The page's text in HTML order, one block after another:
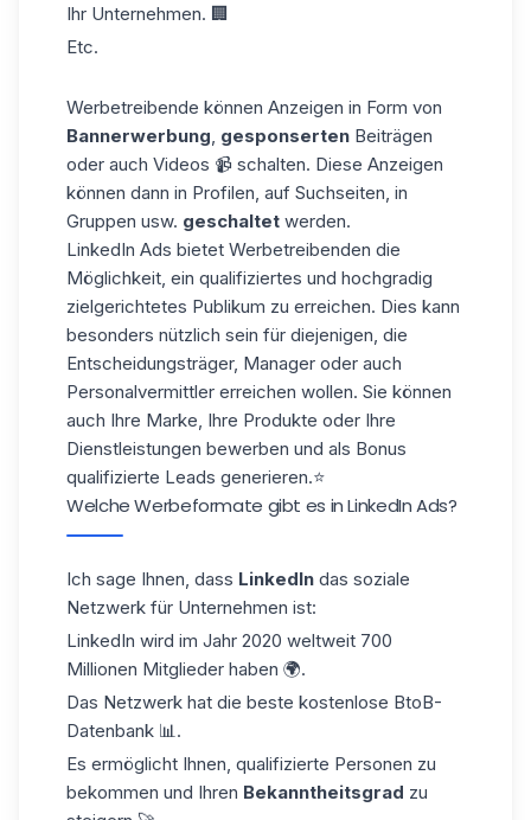
Ihr Unternehmen. 🏢
Etc.
Werbetreibende können Anzeigen in Form von
Bannerwerbung, gesponserten Beiträgen
oder auch Videos 📹 schalten. Diese Anzeigen
können dann in Profilen, auf Suchseiten, in
Gruppen usw. geschaltet werden.
LinkedIn Ads bietet Werbetreibenden die
Möglichkeit, ein qualifiziertes und hochgradig
zielgerichtetes Publikum zu erreichen. Dies kann
besonders nützlich sein für diejenigen, die
Entscheidungsträger, Manager oder auch
Personalvermittler erreichen wollen. Sie können
auch Ihre Marke, Ihre Produkte oder Ihre
Dienstleistungen bewerben und als Bonus
qualifizierte Leads generieren.⭐️
Welche Werbeformate gibt es in LinkedIn Ads?
Ich sage Ihnen, dass LinkedIn das soziale
Netzwerk für Unternehmen ist:
LinkedIn wird im Jahr 2020 weltweit 700
Millionen Mitglieder haben 🌍.
Das Netzwerk hat die beste kostenlose BtoB-
Datenbank 📊.
Es ermöglicht Ihnen, qualifizierte Personen zu
bekommen und Ihren Bekanntheitsgrad zu